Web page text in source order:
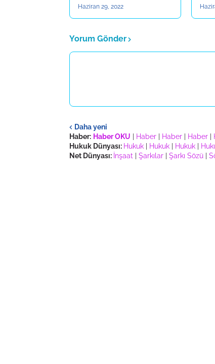
Haziran 29, 2022
Yorum Gönder
Daha yeni
Haber: Haber OKU Haber Haber Haber
Hukuk Dünyası: Hukuk Hukuk Hukuk
Net Dünyası: İnşaat Şarkılar Şarkı Sözü